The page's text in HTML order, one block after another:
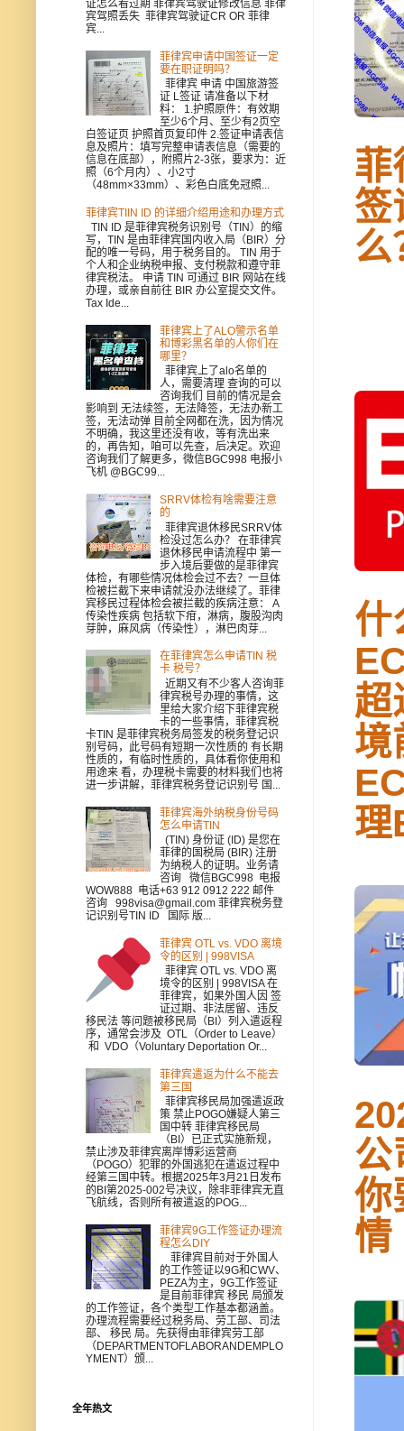
菲
签
么
什
超
境
理
公
你
情
证怎么看过期 菲律宾驾驶证修改信息 菲律
宾驾照丢失 菲律宾驾驶证CR OR 菲律
宾...
菲律宾申请中国签证一定
要在职证明吗？
菲律宾 申请 中国旅游签
证 L签证 请准备以下材
料： 1.护照原件：有效期
至少6个月、至少有2页空
白签证页 护照首页复印件 2.签证申请表信
息及照片：填写完整申请表信息（需要的
信息在底部），附照片2-3张，要求为：近
照（6个月内）、小2寸
（48mm×33mm）、彩色白底免冠照...
菲律宾TIIN ID 的详细介绍用途和办理方式
TIN ID 是菲律宾税务识别号（TIN）的缩
写，TIN 是由菲律宾国内收入局（BIR）分
配的唯一号码，用于税务目的。 TIN 用于
个人和企业纳税申报、支付税款和遵守菲
律宾税法。 申请 TIN 可通过 BIR 网站在线
办理，或亲自前往 BIR 办公室提交文件。
Tax Ide...
菲律宾上了ALO警示名单
和博彩黑名单的人你们在
哪里？
菲律宾上了alo名单的
人，需要清理 查询的可以
咨询我们 目前的情况是会
影响到 无法续签，无法降签，无法办新工
签，无法动弹 目前全网都在洗，因为情况
不明确，我这里还没有收，等有洗出来
的，再告知，咱可以先查，后决定。欢迎
咨询我们了解更多，微信BGC998 电报小
飞机 @BGC99...
SRRV体检有啥需要注意
的
菲律宾退休移民SRRV体
检没过怎么办？ 在菲律宾
退休移民申请流程中 第一
步入境后要做的是菲律宾
体检，有哪些情况体检会过不去？一旦体
检被拦截下来申请就没办法继续了。菲律
宾移民过程体检会被拦截的疾病注意： A
传染性疾病 包括软下疳，淋病，腹股沟肉
芽肿，麻风病（传染性），淋巴肉芽...
在菲律宾怎么申请TIN 税
卡 税号？
近期又有不少客人咨询菲
律宾税号办理的事情，这
里给大家介绍下菲律宾税
卡的一些事情，菲律宾税
卡TIN 是菲律宾税务局签发的税务登记识
别号码，此号码有短期一次性质的 有长期
性质的，有临时性质的，具体看你使用和
用途来 看，办理税卡需要的材料我们也将
进一步讲解，菲律宾税务登记识别号 国...
菲律宾海外纳税身份号码
怎么申请TIN
(TIN) 身份证 (ID) 是您在
菲律的国税局 (BIR) 注册
为纳税人的证明。业务请
咨询 微信BGC998 电报
WOW888 电话+63 912 0912 222 邮件
咨询 998visa@gmail.com 菲律宾税务登
记识别号TIN ID 国际 版...
菲律宾 OTL vs. VDO 离境
令的区别 | 998VISA
菲律宾 OTL vs. VDO 离
境令的区别 | 998VISA 在
菲律宾，如果外国人因 签
证过期、非法居留、违反
移民法 等问题被移民局（BI）列入遣返程
序，通常会涉及 OTL（Order to Leave）
和 VDO（Voluntary Deportation Or...
菲律宾遣返为什么不能去
第三国
菲律宾移民局加强遣返政
策 禁止POGO嫌疑人第三
国中转 菲律宾移民局
（BI）已正式实施新规，
禁止涉及菲律宾离岸博彩运营商
（POGO）犯罪的外国逃犯在遣返过程中
经第三国中转。根据2025年3月21日发布
的BI第2025-002号决议，除非菲律宾无直
飞航线，否则所有被遣返的POG...
菲律宾9G工作签证办理流
程怎么DIY
菲律宾目前对于外国人
的工作签证以9G和CWV、
PEZA为主，9G工作签证
是目前菲律宾 移民 局颁发
的工作签证，各个类型工作基本都涵盖。
办理流程需要经过税务局、劳工部、司法
部、 移民 局。先获得由菲律宾劳工部
（DEPARTMENTOFLABORANDEMPLO
YMENT）颁...
全年热文